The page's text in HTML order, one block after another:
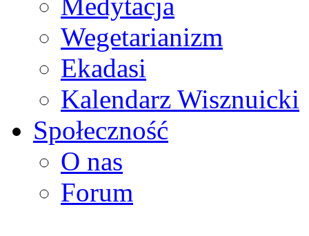
Wegetarianizm
Ekadasi
Kalendarz Wisznuicki
Społeczność
O nas
Forum